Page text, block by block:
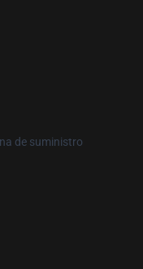
de suministro